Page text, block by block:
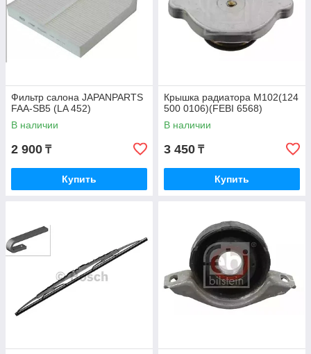
Фильтр салона JAPANPARTS
FAA-SB5 (LA 452)
В наличии
2 900 ₸
Купить
Крышка радиатора M102(124
500 0106)(FEBI 6568)
В наличии
3 450 ₸
Купить